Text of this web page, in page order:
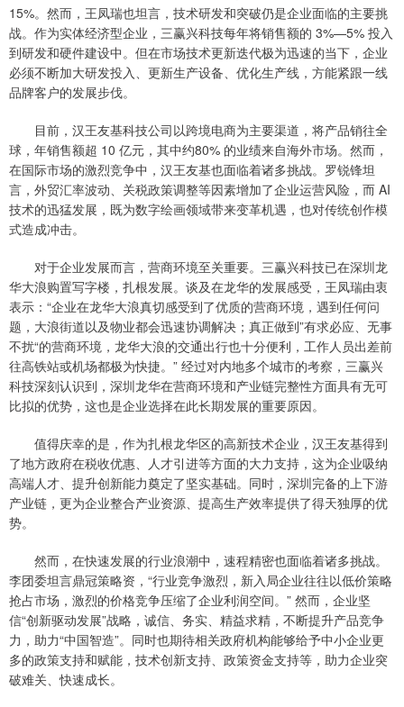
15%。然而，王凤瑞也坦言，技术研发和突破仍是企业面临的主要挑
战。作为实体经济型企业，三赢兴科技每年将销售额的 3%—5% 投入
到研发和硬件建设中。但在市场技术更新迭代极为迅速的当下，企业
必须不断加大研发投入、更新生产设备、优化生产线，方能紧跟一线
品牌客户的发展步伐。
目前，汉王友基科技公司以跨境电商为主要渠道，将产品销往全
球，年销售额超 10 亿元，其中约80% 的业绩来自海外市场。然而，
在国际市场的激烈竞争中，汉王友基也面临着诸多挑战。罗锐锋坦
言，外贸汇率波动、关税政策调整等因素增加了企业运营风险，而 AI
技术的迅猛发展，既为数字绘画领域带来变革机遇，也对传统创作模
式造成冲击。
对于企业发展而言，营商环境至关重要。三赢兴科技已在深圳龙
华大浪购置写字楼，扎根发展。谈及在龙华的发展感受，王凤瑞由衷
表示：“企业在龙华大浪真切感受到了优质的营商环境，遇到任何问
题，大浪街道以及物业都会迅速协调解决；真正做到”有求必应、无事
不扰“的营商环境，龙华大浪的交通出行也十分便利，工作人员出差前
往高铁站或机场都极为快捷。” 经过对内地多个城市的考察，三赢兴
科技深刻认识到，深圳龙华在营商环境和产业链完整性方面具有无可
比拟的优势，这也是企业选择在此长期发展的重要原因。
值得庆幸的是，作为扎根龙华区的高新技术企业，汉王友基得到
了地方政府在税收优惠、人才引进等方面的大力支持，这为企业吸纳
高端人才、提升创新能力奠定了坚实基础。同时，深圳完备的上下游
产业链，更为企业整合产业资源、提高生产效率提供了得天独厚的优
势。
然而，在快速发展的行业浪潮中，速程精密也面临着诸多挑战。
李团委坦言鼎冠策略资，“行业竞争激烈，新入局企业往往以低价策略
抢占市场，激烈的价格竞争压缩了企业利润空间。” 然而，企业坚
信“创新驱动发展”战略，诚信、务实、精益求精，不断提升产品竞争
力，助力“中国智造”。同时也期待相关政府机构能够给予中小企业更
多的政策支持和赋能，技术创新支持、政策资金支持等，助力企业突
破难关、快速成长。